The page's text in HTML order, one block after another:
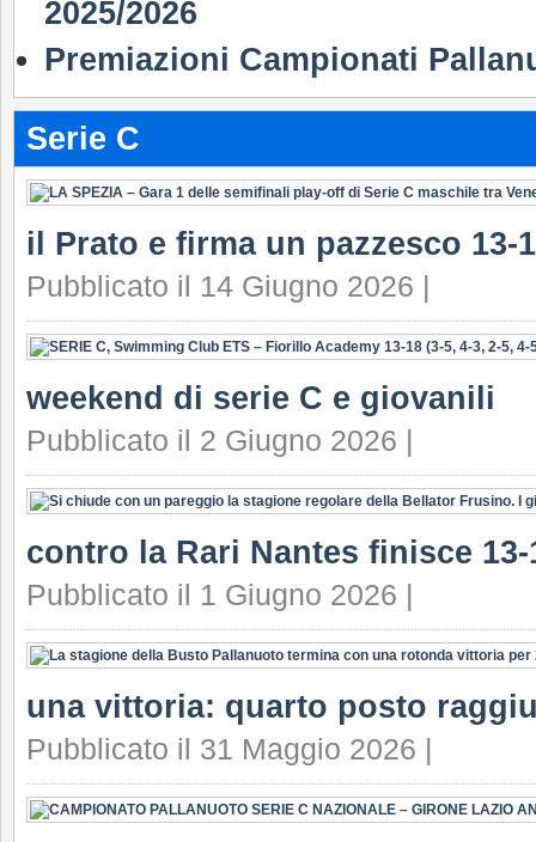
2025/2026
Premiazioni Campionati
Serie C
il Prato e firma un pazzesco 13-
Pubblicato il 14 Giugno 2026 |
weekend di serie C e giovanili
Pubblicato il 2 Giugno 2026 |
contro la Rari Nantes finisce 13-
Pubblicato il 1 Giugno 2026 |
una vittoria: quarto posto
Pubblicato il 31 Maggio 2026 |